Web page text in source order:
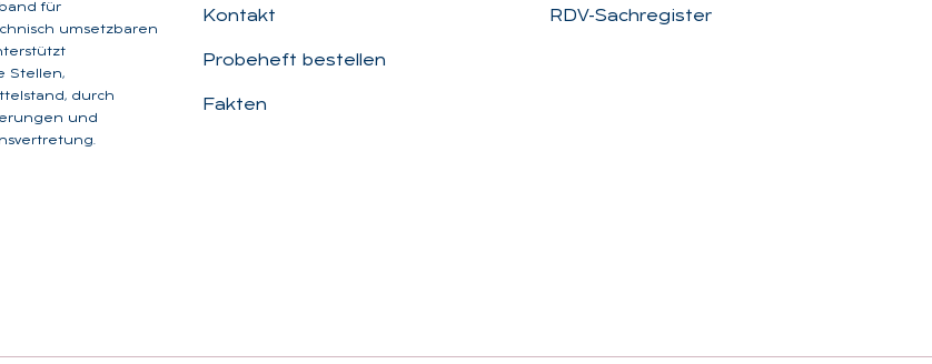
für
umsetzbaren
Stellen,
durch
und
Kontakt
Probeheft bestellen
Fakten
RDV-Sachregister